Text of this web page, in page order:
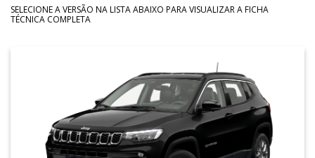
SELECIONE A VERSÃO NA LISTA ABAIXO PARA VISUALIZAR A FICHA
TÉCNICA COMPLETA